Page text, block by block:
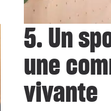
5. Un
une
vivante